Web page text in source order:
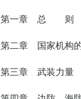
第一章 总 则
第二章 国家机构
第三章 武装力量